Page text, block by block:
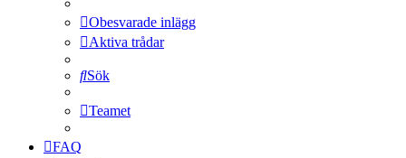
Obesvarade inlägg
Aktiva trådar
Sök
Teamet
FAQ